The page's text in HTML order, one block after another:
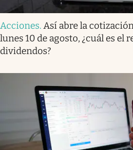
Acciones. Así abre la
lunes 10 de agosto, ¿cuál es el
dividendos?